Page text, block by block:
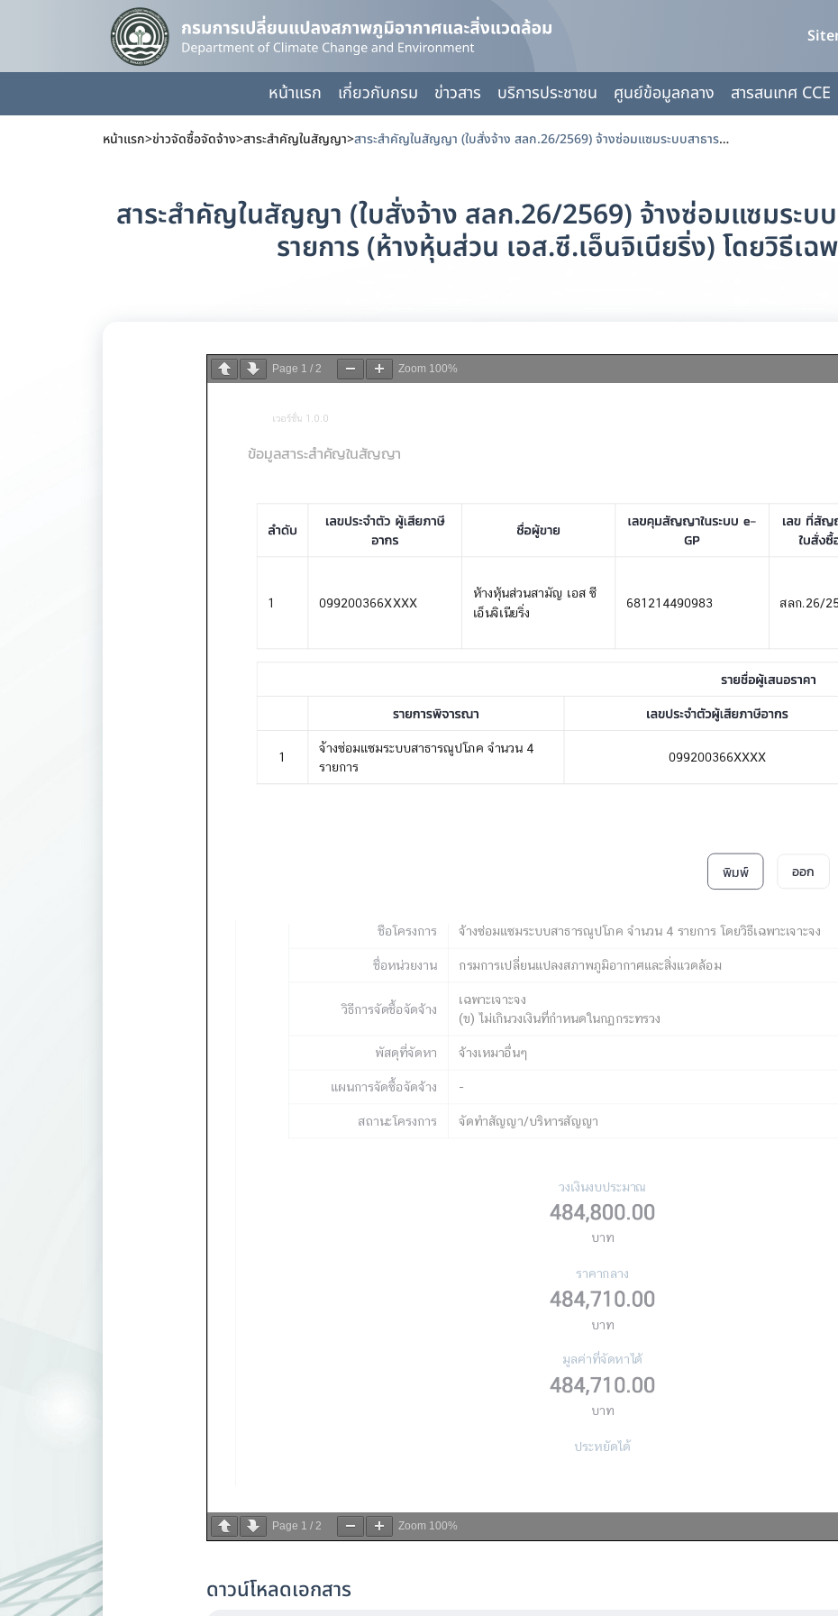
หน้าแรก เกี่ยวกับกรม ข่าวสาร บริการประชาชน ศูนย์ข้อมูลกลาง สารสนเทศ CCE
หน้าแรก>ข่าวจัดซื้อจัดจ้าง>สาระสำคัญในสัญญา> สาระสำคัญในสัญญา (ใบสั่งจ้าง สลก.26/2569) จ้างซ่อมแซมระบบสาธารณูปโภค จำนวน 4 รายการ (ห้างหุ้นส่วน เอส.ซี.เอ็นจิเนียริ่ง) โดยวิธีเฉพาะเจาะจง
สาระสำคัญในสัญญา (ใบสั่งจ้าง สลก.26/2569) จ้างซ่อมแซมระบ
รายการ (ห้างหุ้นส่วน เอส.ซี.เอ็นจิเนียริ่ง) โดยวิธีเฉพ
Page 1 / 2 Zoom 100%
Page 1 / 2 Zoom 100%
ดาวน์โหลดเอกสาร